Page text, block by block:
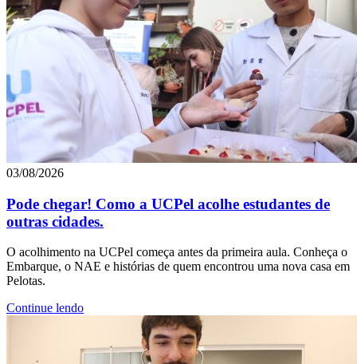
03/08/2026
Pode chegar! Como a UCPel acolhe estudantes de
outras cidades.
O acolhimento na UCPel começa antes da primeira aula. Conheça o
Embarque, o NAE e histórias de quem encontrou uma nova casa em
Pelotas.
Continue lendo